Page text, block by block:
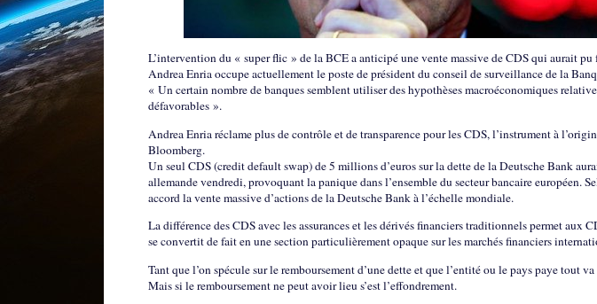
L’intervention du « super flic » de la BCE a anticipé une vente massive de CDS qui aurait pu
Andrea Enria occupe actuellement le poste de président du conseil de surveillance de la
« Un certain nombre de banques semblent utiliser des hypothèses macroéconomiques
défavorables ».
Andrea Enria réclame plus de contrôle et de transparence pour les CDS, l’instrument à
Bloomberg.
Un seul CDS (credit default swap) de 5 millions d’euros sur la dette de la Deutsche Bank
allemande vendredi, provoquant la panique dans l’ensemble du secteur bancaire européen.
accord la vente massive d’actions de la Deutsche Bank à l’échelle mondiale.
La différence des CDS avec les assurances et les dérivés financiers traditionnels permet aux
se convertit de fait en une section particulièrement opaque sur les marchés financiers
Tant que l’on spécule sur le remboursement d’une dette et que l’entité ou le pays paye tout
Mais si le remboursement ne peut avoir lieu s’est l’effondrement.